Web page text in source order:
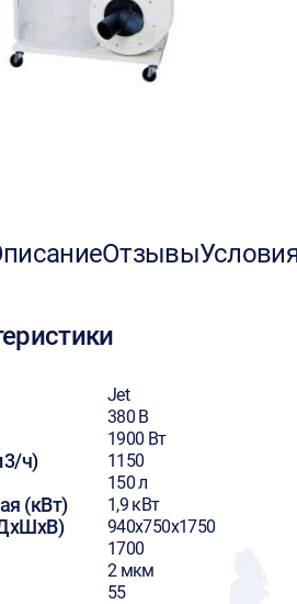
Отзывы
Jet
380 В
1900 Вт
ч) 1150
150 л
(кВт) 1,9 кВт
940х750х1750
1700
2 мкм
55